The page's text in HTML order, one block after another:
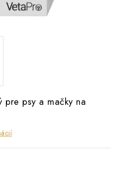
pre psy a mačky na